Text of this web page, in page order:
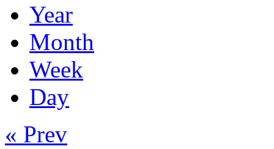
Year
Month
Week
Day
« Prev